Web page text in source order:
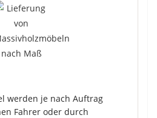
werden je nach Auftrag
Fahrer oder durch